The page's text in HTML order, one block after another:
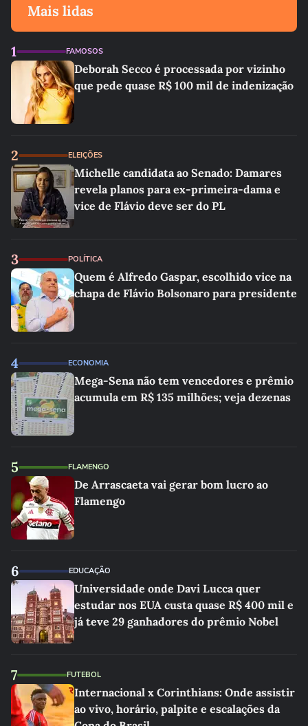
Mais lidas
1 FAMOSOS
Deborah Secco é processada por vizinho
que pede quase R$ 100 mil de indenização
2 ELEIÇÕES
Michelle candidata ao Senado: Damares
revela planos para ex-primeira-dama e
vice de Flávio deve ser do PL
3 POLÍTICA
Quem é Alfredo Gaspar, escolhido vice na
chapa de Flávio Bolsonaro para presidente
4 ECONOMIA
Mega-Sena não tem vencedores e prêmio
acumula em R$ 135 milhões; veja dezenas
5 FLAMENGO
De Arrascaeta vai gerar bom lucro ao
Flamengo
6 EDUCAÇÃO
Universidade onde Davi Lucca quer
estudar nos EUA custa quase R$ 400 mil e
já teve 29 ganhadores do prêmio Nobel
7 FUTEBOL
Internacional x Corinthians: Onde assistir
ao vivo, horário, palpite e escalações da